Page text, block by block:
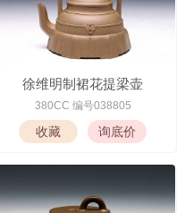
徐维明制裙花提梁壶
380CC 编号038805